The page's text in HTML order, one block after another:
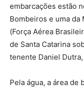
embarcações estão
Bombeiros e uma da
(Força Aérea
de Santa Catarina
tenente Daniel
Pela água, a área de